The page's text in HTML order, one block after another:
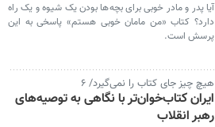
آیا پدر و مادر خوبی برای بچه‌ها بودن یک شیوه و یک راه
دارد؟ کتاب «من مامان خوبی هستم» پاسخی به این
پرسش است.
هیچ چیز جای کتاب را نمی‌گیرد/ ۶
ایران کتاب‌خوان‌تر با نگاهی به توصیه‌های
رهبر انقلاب